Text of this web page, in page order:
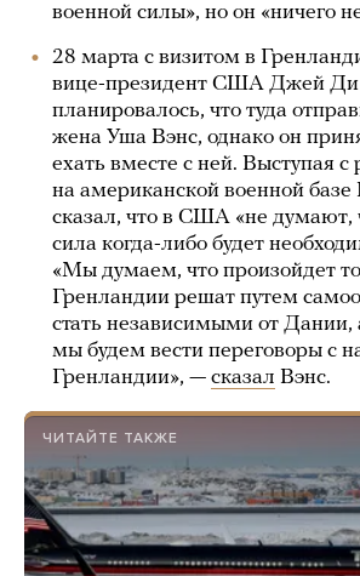
военной силы», но он «ничего
28 марта с визитом в
вице-президент США Джей Ди
планировалось, что туда
жена Уша Вэнс, однако он
ехать вместе с ней. Выступая с
на американской военной
сказал, что в США «не думают,
сила когда-либо будет
«Мы думаем, что произойдет
Гренландии решат путем
стать независимыми от Дании,
мы будем вести переговоры с
Гренландии», — сказал Вэнс.
ЧИТАЙТЕ ТАКЖЕ